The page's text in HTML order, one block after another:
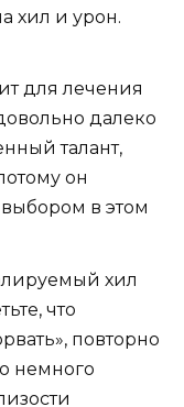
хил и урон.
для лечения
далеко
талант,
он
в этом
хил
что
повторно
немного